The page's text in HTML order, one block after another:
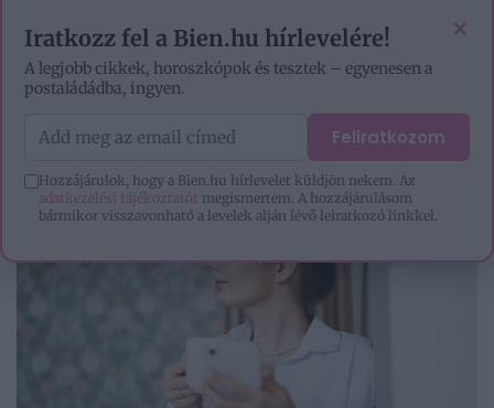
×
Iratkozz fel a Bien.hu hírlevelére!
A legjobb cikkek, horoszkópok és tesztek – egyenesen a
postaládádba, ingyen.
Feliratkozom
Hozzájárulok, hogy a Bien.hu hírlevelet küldjön nekem. Az
adatkezelési tájékoztatót megismertem. A hozzájárulásom
bármikor visszavonható a levelek alján lévő leiratkozó linkkel.